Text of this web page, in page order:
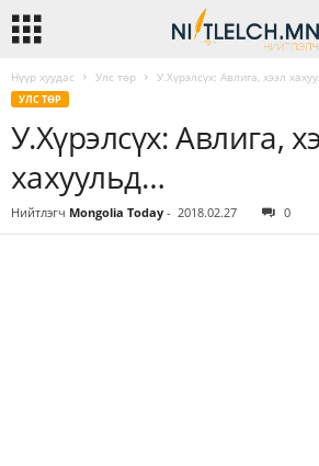
Нүүр хуудас Улс төр У.Хүрэлсүх: Авлига, хээл
УЛС ТӨР
У.Хүрэлсүх: Авлига,
хахуульд…
Нийтлэгч Mongolia Today - 2018.02.27 0